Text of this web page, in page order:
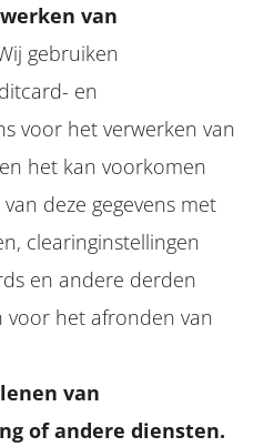
van
gebruiken
en
voor het verwerken van
het kan voorkomen
deze gegevens met
clearinginstellingen
en andere derden
voor het afronden van
van
of andere diensten.